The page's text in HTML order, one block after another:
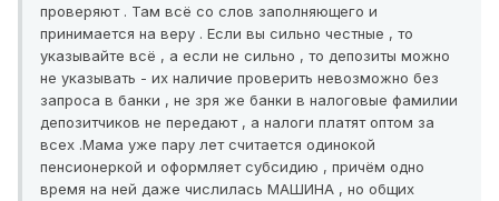
проверяют . Там всё со слов заполняющего и
принимается на веру . Если вы сильно честные , то
указывайте всё , а если не сильно , то депозиты можно
не указывать - их наличие проверить невозможно без
запроса в банки , не зря же банки в налоговые фамилии
депозитчиков не передают , а налоги платят оптом за
всех .Мама уже пару лет считается одинокой
пенсионеркой и оформляет субсидию , причём одно
время на ней даже числилась МАШИНА , но общих